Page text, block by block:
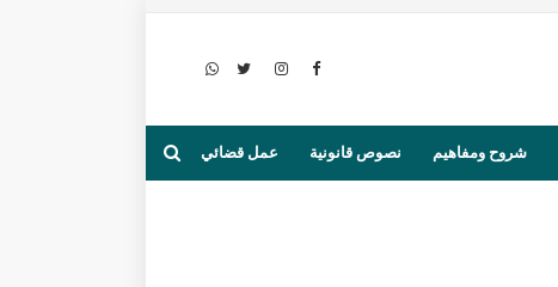
شروح ومفاهيم نصوص قانونية عمل قضائي